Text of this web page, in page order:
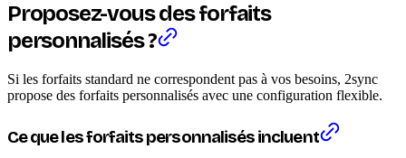
Proposez-vous des forfaits
personnalisés ?
Si les forfaits standard ne correspondent pas à vos besoins, 2sync
propose des forfaits personnalisés avec une configuration flexible.
Ce que les forfaits personnalisés incluent